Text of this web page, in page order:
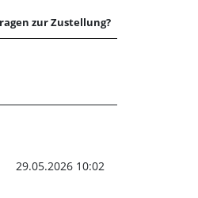
zur Zustellung?
29.05.2026 10:02